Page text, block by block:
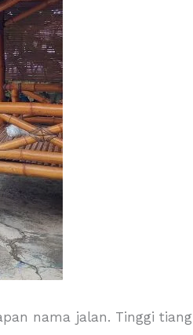
nama jalan. Tinggi tiang